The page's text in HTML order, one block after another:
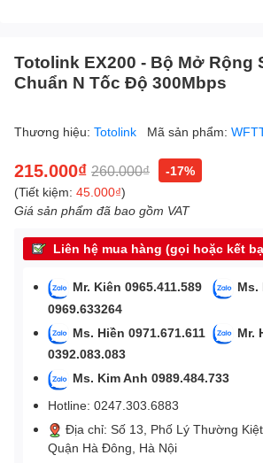
Totolink EX200 - Bộ Mở Rộng
Chuẩn N Tốc Độ 300Mbps
Thương hiệu: Totolink Mã sản phẩm:
215.000₫ 260.000₫
-17%
(Tiết kiệm: 45.000₫)
Giá sản phẩm đã bao gồm VAT
Liên hệ mua hàng (gọi hoặc kết
Mr. Kiên 0965.411.589
Ms.
0969.633264
Ms. Hiền 0971.671.611
Mr.
0392.083.083
Ms. Kim Anh 0989.484.733
Hotline: 0247.303.6883
Địa chỉ: Số 13, Phố Lý Thường
Quận Hà Đông, Hà Nội